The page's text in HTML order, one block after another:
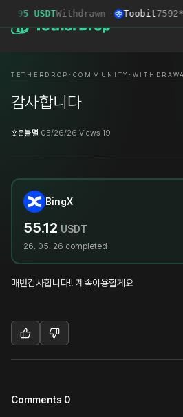
USDTWithdrawn · Toobit
TETHERDROP · COMMUNITY ·
감사합니다
숏은불멸·05/26/26·Views 19
BingX
55.12 USDT
26. 05. 26 completed
매번감사합니다!! 계속이용할게요
Comments 0